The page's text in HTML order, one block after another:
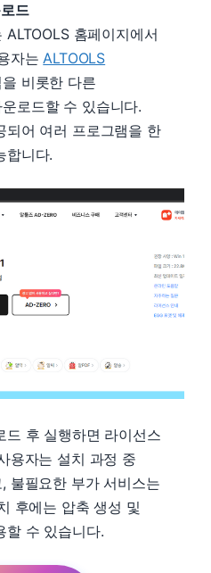
드
홈페이지에서
자는ALTOOLS
비롯한 다른
로드할 수 있습니다.
되어 여러 프로그램을 한
합니다.
드 후 실행하면 라이선스
용자는 설치 과정 중
불필요한 부가 서비스는
후에는 압축 생성 및
할 수 있습니다.